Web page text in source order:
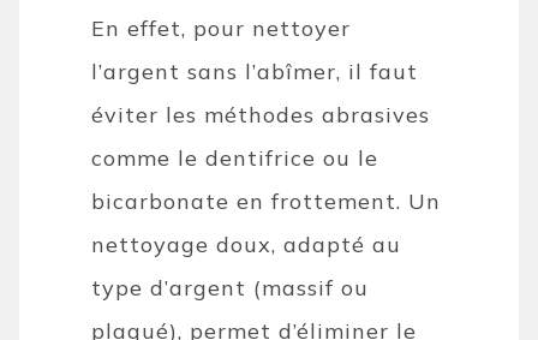
En effet, pour nettoyer
l’argent sans l’abîmer, il faut
éviter les méthodes abrasives
comme le dentifrice ou le
bicarbonate en frottement. Un
nettoyage doux, adapté au
type d’argent (massif ou
plaqué), permet d’éliminer le